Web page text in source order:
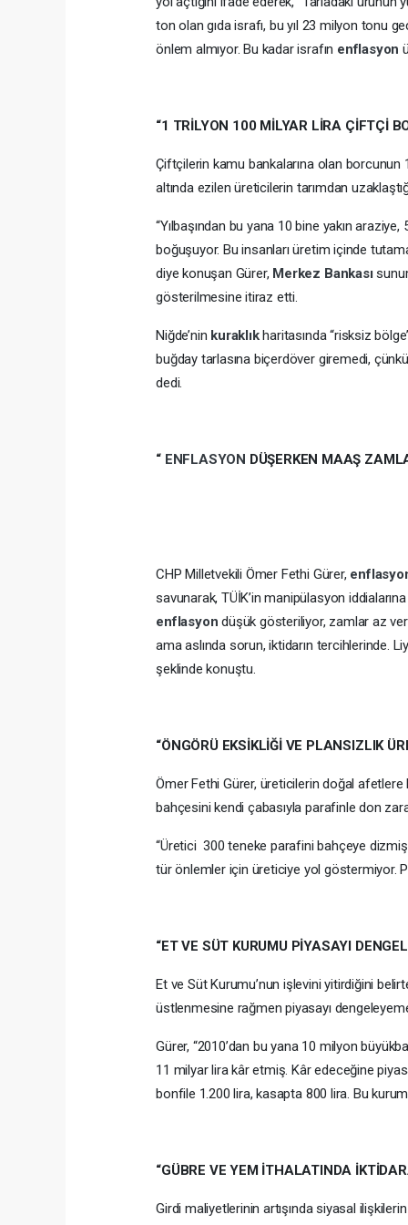
ton olan gıda israfı, bu yıl 23 milyon tonu
önlem almıyor. Bu kadar israfın enflasyon
“1 TRİLYON 100 MİLYAR LİRA ÇİFTÇİ
Çiftçilerin kamu bankalarına olan borcunun
altında ezilen üreticilerin tarımdan
“Yılbaşından bu yana 10 bine yakın
boğuşuyor. Bu insanları üretim içinde
diye konuşan Gürer, Merkez Bankası
gösterilmesine itiraz etti.
Niğde’nin kuraklıkharitasında “risksiz
buğday tarlasına biçerdöver giremedi,
dedi.
“ ENFLASYON DÜŞERKEN MAAŞ
CHP Milletvekili Ömer Fethi Gürer,
savunarak, TÜİK’in manipülasyon
enflasyondüşük gösteriliyor, zamlar az
ama aslında sorun, iktidarın tercihlerinde.
şeklinde konuştu.
“ÖNGÖRÜ EKSİKLİĞİ VE PLANSIZLIK
Ömer Fethi Gürer, üreticilerin doğal afetlere
bahçesini kendi çabasıyla parafinle don
“Üretici 300 teneke parafini bahçeye
tür önlemler için üreticiye yol göstermiyor.
“ET VE SÜT KURUMU PİYASAYI
Et ve Süt Kurumu’nun işlevini yitirdiğini
üstlenmesine rağmen piyasayı
Gürer, “2010’dan bu yana 10 milyon
11 milyar lira kâr etmiş. Kâr edeceğine
bonfile 1.200 lira, kasapta 800 lira. Bu
“GÜBRE VE YEM İTHALATINDA
Girdi maliyetlerinin artışında siyasal